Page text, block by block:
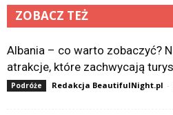
ZOBACZ TEŻ
Albania – co warto zobaczyć?
atrakcje, które zachwycają
Podróże Redakcja BeautifulNight.pl -